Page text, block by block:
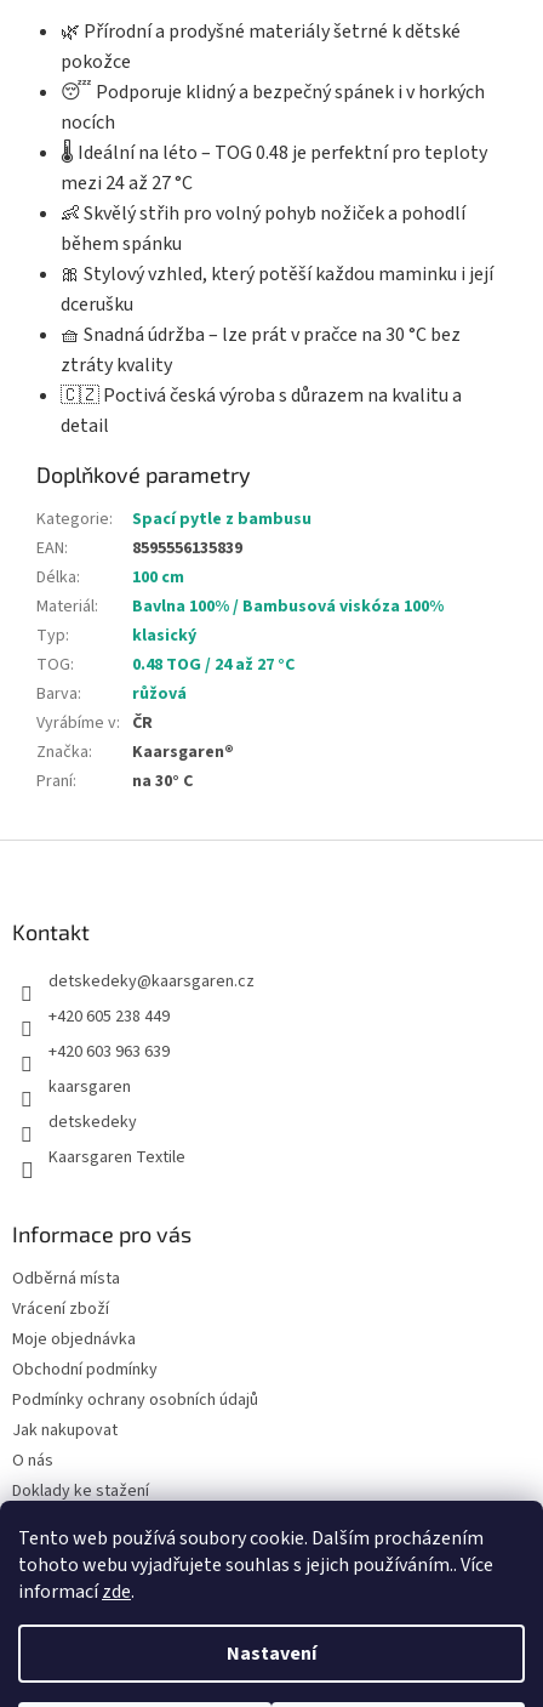
Tento web používá soubory cookie. Dalším procházením
tohoto webu vyjadřujete souhlas s jejich používáním.. Více
informacízde.
Nastavení
🌿 Přírodní a prodyšné materiály šetrné k dětské
pokožce
😴 Podporuje klidný a bezpečný spánek i v horkých
nocích
🌡️ Ideální na léto – TOG 0.48 je perfektní pro teploty
mezi 24 až 27 °C
👶 Skvělý střih pro volný pohyb nožiček a pohodlí
během spánku
🎀 Stylový vzhled, který potěší každou maminku i její
dcerušku
🧺 Snadná údržba – lze prát v pračce na 30 °C bez
ztráty kvality
🇨🇿 Poctivá česká výroba s důrazem na kvalitu a
detail
Doplňkové parametry
Kategorie:
Spací pytle z bambusu
EAN:
8595556135839
Délka:
100 cm
Materiál:
Bavlna 100% / Bambusová viskóza 100%
Typ:
klasický
TOG:
0.48 TOG / 24 až 27 °C
Barva:
růžová
Vyrábíme v: ČR
Značka:
Kaarsgaren®
Praní: na 30° C
Kontakt
detskedeky@kaarsgaren.cz
+420 605 238 449
+420 603 963 639
kaarsgaren
detskedeky
Kaarsgaren Textile
Informace pro vás
Odběrná místa
Vrácení zboží
Moje objednávka
Obchodní podmínky
Podmínky ochrany osobních údajů
Jak nakupovat
O nás
Doklady ke stažení
Velkoobchod
Vytvořil Shoptet